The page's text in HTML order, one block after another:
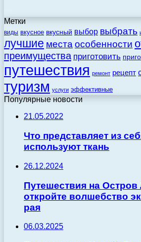
Метки
виды вкусное вкусный выбор выбрать
лучшие местаособенности
преимущества приготовить
путешествия ремонт рецепт
туризм услуги эффективные
Популярные новости
21.05.2022
Что представляет из
используют ткань
26.12.2024
Путешествия на Остров
откройте волшебство
рая
06.03.2025